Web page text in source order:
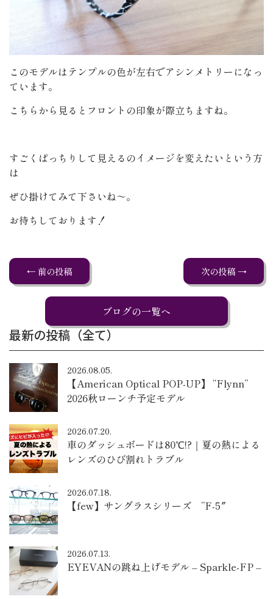
このモデルはテンプルの色が左右でアシンメトリーになっ
ています。
こちらから見るとフロントの印象が際立ちますね。
すごくぱっちりして見えるのイメージを変えたいという方
は
ぜひ掛けてみて下さいね～。
お待ちしております！
← 前の投稿 次の投稿 →
ブログの一覧へ
最新の投稿（全て）
2026.08.05.
【American Optical POP-UP】 “Flynn”
2026秋ローンチ予定モデル
2026.07.20.
車のダッシュボードは80℃!?｜夏の熱による
レンズのひび割れトラブル
2026.07.18.
【few】サングラスシリーズ ”F-5″
2026.07.13.
EYEVANの跳ね上げモデル – Sparkle-FP –